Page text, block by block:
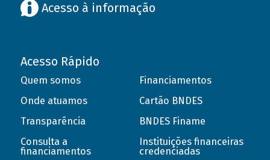
Acesso à informação
Acesso Rápido
Quem somos
Onde atuamos
Transparência
Consulta a
financiamentos
Financiamentos
Cartão BNDES
BNDES Finame
Instituições financeiras
credenciadas